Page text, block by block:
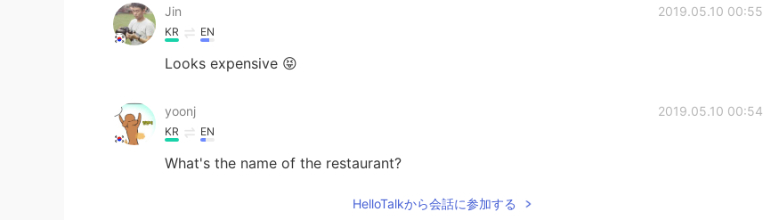
Jin 2019.05.10 00:55
KR EN
Looks expensive 😝
yoonj 2019.05.10 00:54
KR EN
What's the name of the restaurant?
HelloTalkから会話に参加する